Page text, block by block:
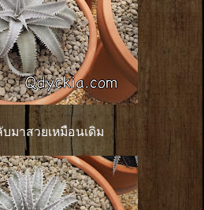
มาสวยเหมือนเดิม